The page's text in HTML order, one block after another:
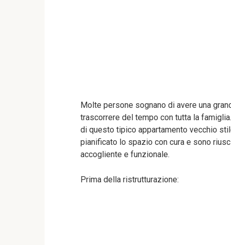
Molte persone sognano di avere una
trascorrere del tempo con tutta la
di questo tipico appartamento vecchio
pianificato lo spazio con cura e sono
accogliente e funzionale.
Prima della ristrutturazione: